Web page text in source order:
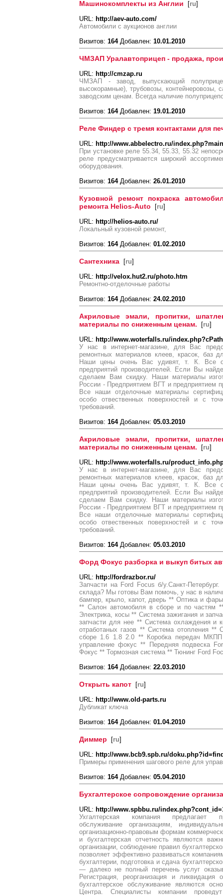
Машинокомплекты из Англии [ru]
URL: http://aev-auto.com/
Автомобили с аукционов англии
Визитов: 164Добавлен: 10.01.2010
ЧМЗАП Уралавтоприцеп - продажа,
URL: http://cmzap.ru
ЧМЗАП - завод, выпускающий
высокорамные), трубовозы,
заводским ценам. Всегда наличие
Визитов: 164Добавлен: 19.01.2010
Реле Финдер с тремя контактами для
URL: http://www.abbelectro.ru/
При установке реле 55.34, 55.33, 55.32
реле предусматривается широкий
оборудования.
Визитов: 164Добавлен: 26.01.2010
Кузовной ремонт покраска
ремонта Helios-Auto [ru]
URL: http://helios-auto.ru/
Локальный кузовной ремонт,
Визитов: 164Добавлен: 01.02.2010
Сантехника [ru]
URL: http://velox.hut2.ru/photo.htm
Ремонтно-отделочные работы
Визитов: 164Добавлен: 24.02.2010
Акриловые эмали, пропитки,
материалы по сниженным ценам. [ru]
URL: http://www.woterfalls.ru/
У нас в интернет-магазине, для Вас
ремонтных материалов клеев, красок, баз
Наши цены очень Вас удивят, т. К. Все
предприятий производителей. Если Вы
сделаем Вам скидку. Наши материалы
России - Предприятием ВГТ и предприятием
Все наши отделочные материалы
особо отвественных поверхностей и с
требований.
Визитов: 164Добавлен: 05.03.2010
Акриловые эмали, пропитки,
материалы по сниженным ценам. [ru]
URL: http://www.woterfalls.ru/
У нас в интернет-магазине, для Вас
ремонтных материалов клеев, красок, баз
Наши цены очень Вас удивят, т. К. Все
предприятий производителей. Если Вы
сделаем Вам скидку. Наши материалы
России - Предприятием ВГТ и предприятием
Все наши отделочные материалы
особо отвественных поверхностей и с
требований.
Визитов: 164Добавлен: 05.03.2010
Форд Фокус разборка и выкуп битых
URL: http://fordrazbor.ru/
Запчасти на Ford Focus б/у.Санкт-
склада? Мы готовы Вам помочь, у нас в
бампер, крыло, капот, дверь ** Оптика и
** Салон автомобиля в сборе и по частям
Электрика, косы ** Система зажигания и
запчасти для нее ** Система охлаждения и
отработаных газов ** Система отопления **
сборе 1.6 1.8 2.0 ** Коробка передач
управление фокус ** Передняя подвеска
Фокус ** Тормозная система ** Тюнинг Ford
Визитов: 164Добавлен: 22.03.2010
Открыть капот [ru]
URL: http://www.old-parts.ru
Дубликат ключа
Визитов: 164Добавлен: 01.04.2010
Диммер [ru]
URL: http://www.bcb9.spb.ru/
Примеры применения шагового реле для
Визитов: 164Добавлен: 05.04.2010
Бухгалтерское сопровождение
URL: http://www.spbbu.ru/
Ухгалтерская компания предлагает
обслуживание организациям,
организационно-правовым формам
и бухгалтерская отчетность являются
организации, соблюдение правил
позволяет эффективно развиваться
бухгалтерии, подготовка и сдача
— далеко не полный перечень услуг
Регистрация, реорганизация и ликвидация
бухгалтерское обслуживание являются
Центра. Специалисты компании